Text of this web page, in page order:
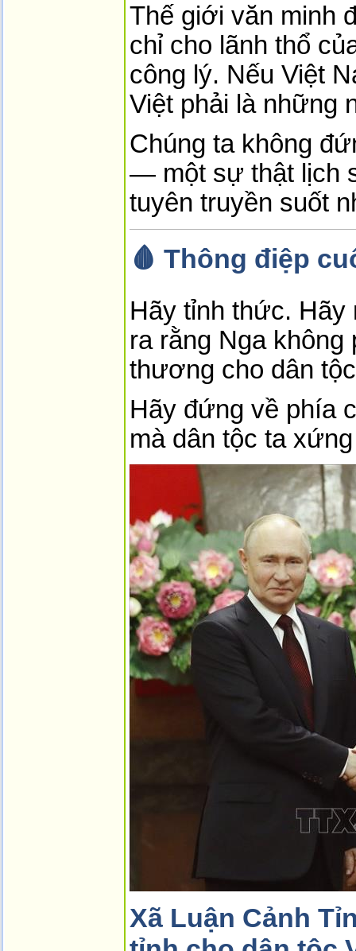
Thế giới văn minh
chỉ cho lãnh thổ
công lý. Nếu Việt
Việt phải là những
Chúng ta không
— một sự thật lịch
tuyên truyền suốt
🩸 Thông điệp
Hãy tỉnh thức.
ra rằng Nga
thương cho dân
Hãy đứng về phía
mà dân tộc ta
Xã Luận Cảnh